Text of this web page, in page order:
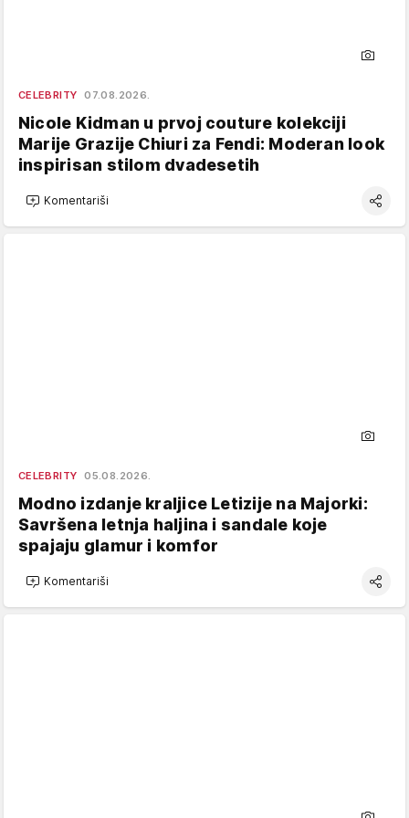
CELEBRITY 07.08.2026.
Nicole Kidman u prvoj couture kolekciji
Marije Grazije Chiuri za Fendi: Moderan look
inspirisan stilom dvadesetih
Komentariši
CELEBRITY 05.08.2026.
Modno izdanje kraljice Letizije na Majorki:
Savršena letnja haljina i sandale koje
spajaju glamur i komfor
Komentariši